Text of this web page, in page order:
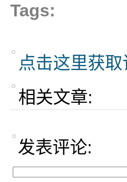
Tags:
点击这里获
相关文章:
发表评论: